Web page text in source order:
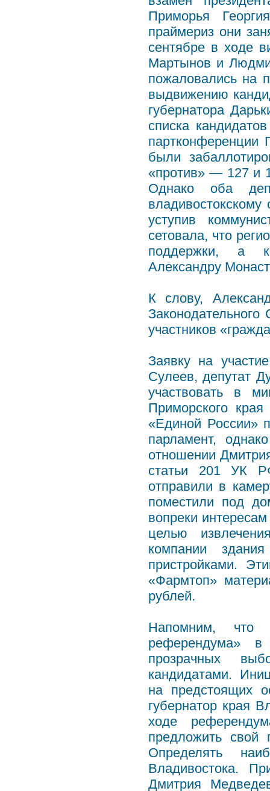
Приморья
праймериз они
сентябре в ходе
Мартынов и
пожаловались на
выдвижению
губернатора
списка
были
«против» — 127 и
Однако оба
уступив
сетовала, что
поддержки, а
Александру
К слову,
участников
Заявку на
Сулеев, депутат
участвовать в
Приморского
«Единой России»
парламент,
отношении
статьи 201 УК
отправили в
поместили под
вопреки
целью
компании
пристройками.
«Фармтоп»
рублей.
Напомним, что
референдума» в
прозрачных
кандидатами.
на предстоящих
губернатор края
ходе
предложить свой
Определять
Владивостока.
Дмитрия